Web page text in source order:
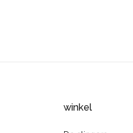
winkel